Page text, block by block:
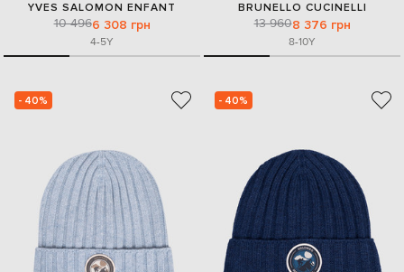
YVES SALOMON ENFANT
10 4966 308 грн
4-5Y
BRUNELLO CUCINELLI
13 9608 376 грн
8-10Y
- 40% - 40%